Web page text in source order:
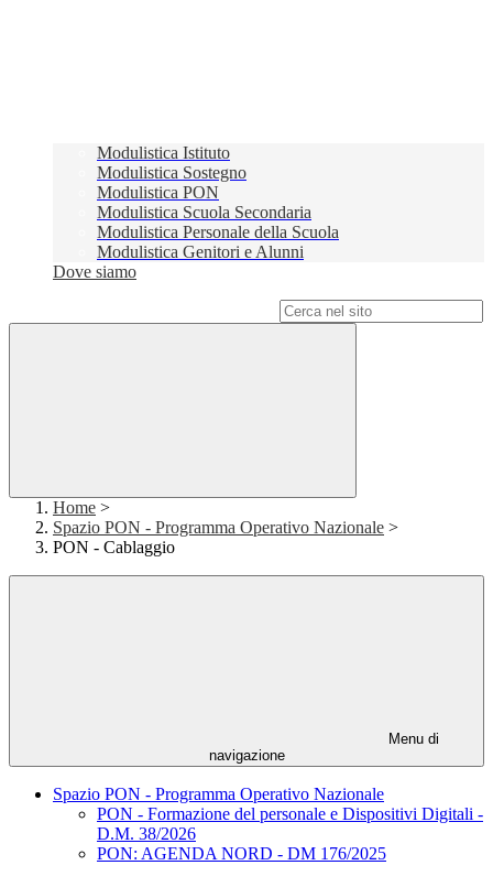
Modulistica Istituto
Modulistica Sostegno
Modulistica PON
Modulistica Scuola Secondaria
Modulistica Personale della Scuola
Modulistica Genitori e Alunni
Dove siamo
Home >
Spazio PON - Programma Operativo Nazionale >
PON - Cablaggio
Menu di
navigazione
Spazio PON - Programma Operativo Nazionale
PON - Formazione del personale e Dispositivi Digitali -
D.M. 38/2026
PON: AGENDA NORD - DM 176/2025